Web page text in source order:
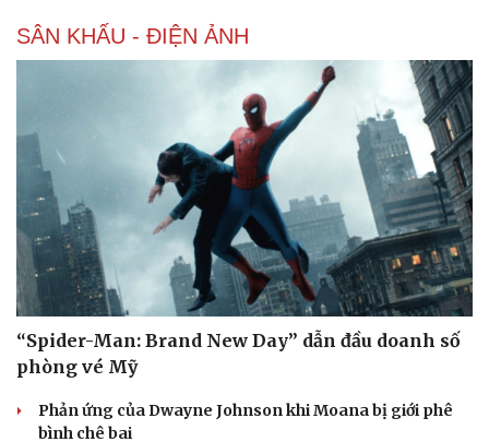
Cải chính
SÂN KHẤU - ĐIỆN ẢNH
“Spider-Man: Brand New Day” dẫn đầu doanh số
phòng vé Mỹ
Phản ứng của Dwayne Johnson khi Moana bị giới phê
bình chê bai